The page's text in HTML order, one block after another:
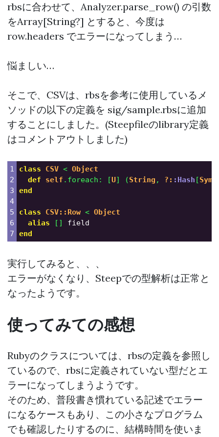
rbsに合わせて、Analyzer.parse_row() の引数
をArray[String?] とすると、今度は
row.headers でエラーになってしまう…
悩ましい…
そこで、CSVは、rbsを参考に使用しているメ
ソッドの以下の定義を sig/sample.rbsに追加
することにしました。(Steepfileのlibrary定義
はコメントアウトしました)
1
2
3
4
5
6
class CSV < Object
def
self . foreach : [U] (String , ?: :Hash [
end
class CSV::Row < Object
alias
[]
field
end
実行してみると、、、
エラーがなくなり、Steepでの型解析は正常と
なったようです。
使ってみての感想
Rubyのクラスについては、rbsの定義を参照し
ているので、rbsに定義されていない型だとエ
ラーになってしまうようです。
そのため、普段書き慣れている記述でエラー
になるケースもあり、この小さなプログラム
でも確認したりするのに、結構時間を使いま